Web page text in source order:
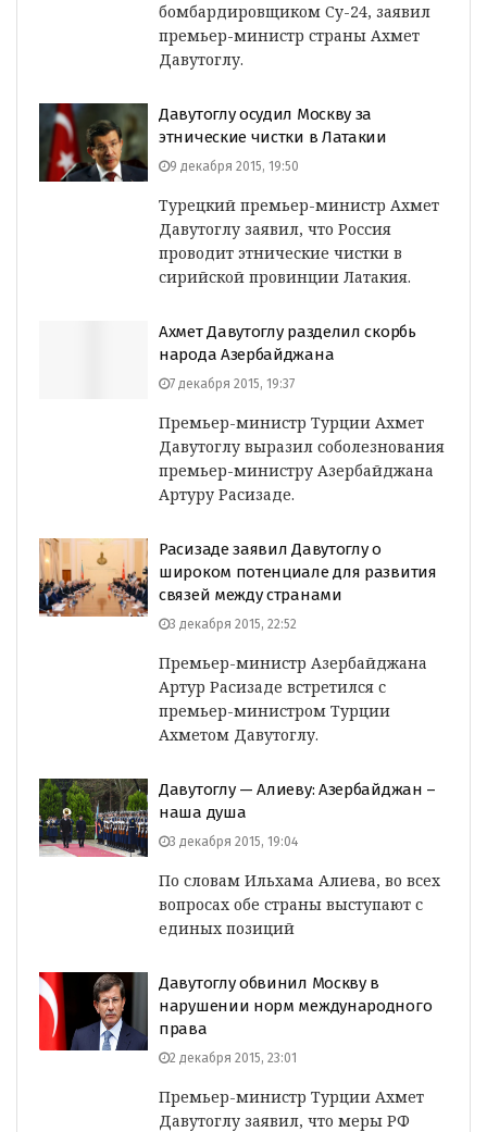
бомбардировщиком Су-24, заявил
премьер-министр страны Ахмет
Давутоглу.
Давутоглу осудил Москву за
этнические чистки в Латакии
9 декабря 2015, 19:50
Турецкий премьер-министр Ахмет
Давутоглу заявил, что Россия
проводит этнические чистки в
сирийской провинции Латакия.
Ахмет Давутоглу разделил скорбь
народа Азербайджана
7 декабря 2015, 19:37
Премьер-министр Турции Ахмет
Давутоглу выразил соболезнования
премьер-министру Азербайджана
Артуру Расизаде.
Расизаде заявил Давутоглу о
широком потенциале для развития
связей между странами
3 декабря 2015, 22:52
Премьер-министр Азербайджана
Артур Расизаде встретился с
премьер-министром Турции
Ахметом Давутоглу.
Давутоглу — Алиеву: Азербайджан –
наша душа
3 декабря 2015, 19:04
По словам Ильхама Алиева, во всех
вопросах обе страны выступают с
единых позиций
Давутоглу обвинил Москву в
нарушении норм международного
права
2 декабря 2015, 23:01
Премьер-министр Турции Ахмет
Давутоглу заявил, что меры РФ